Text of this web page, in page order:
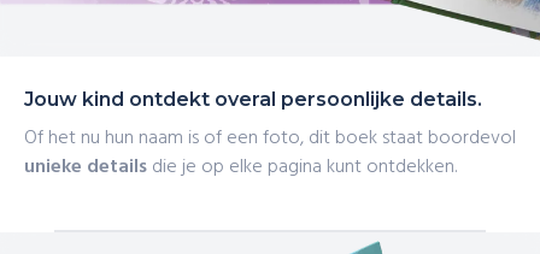
Jouw kind ontdekt overal persoonlijke details.
Of het nu hun naam is of een foto, dit boek staat boordevol
unieke detailsdie je op elke pagina kunt ontdekken.